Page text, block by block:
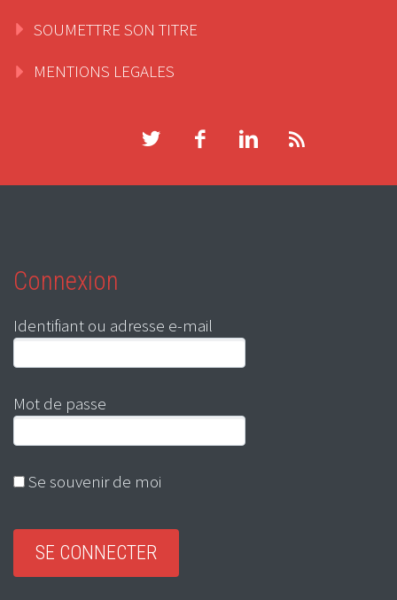
SOUMETTRE SON TITRE
MENTIONS LEGALES
Connexion
Identifiant ou adresse e-mail
Mot de passe
Se souvenir de moi